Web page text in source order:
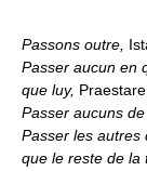
Passons outre,
Passer aucun en
que luy,
Passer aucuns de
Passer les autres
que le reste de la